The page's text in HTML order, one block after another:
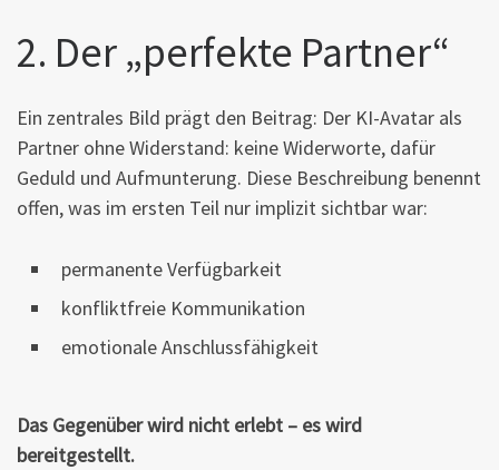
2. Der „perfekte Partner“
Ein zentrales Bild prägt den Beitrag: Der KI-Avatar als
Partner ohne Widerstand: keine Widerworte, dafür
Geduld und Aufmunterung. Diese Beschreibung benennt
offen, was im ersten Teil nur implizit sichtbar war:
permanente Verfügbarkeit
konfliktfreie Kommunikation
emotionale Anschlussfähigkeit
Das Gegenüber wird nicht erlebt – es wird
bereitgestellt.